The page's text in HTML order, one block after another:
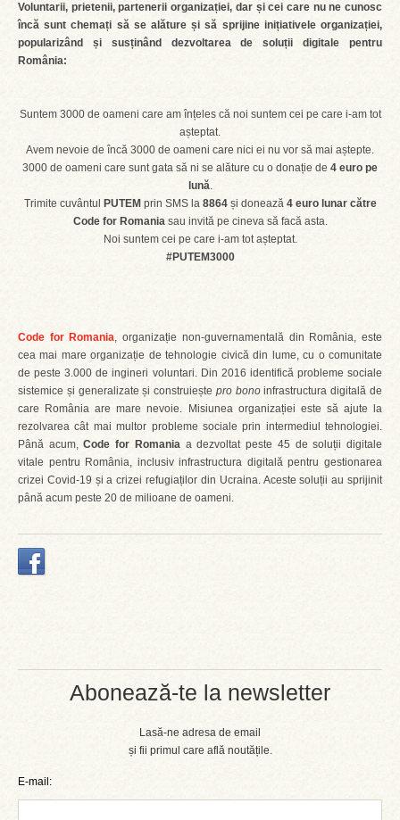
Abonează-te la newsletter
Lasă-ne adresa de email
și fii primul care află noutățile.
E-mail:
Voluntarii, prietenii, partenerii organizației, dar și cei care nu ne cunosc
încă sunt chemați să se alăture și să sprijine inițiativele organizației,
popularizând și susținând dezvoltarea de soluții digitale pentru
România:
Suntem 3000 de oameni care am înțeles că noi suntem cei pe care i-am tot
așteptat.
Avem nevoie de încă 3000 de oameni care nici ei nu vor să mai aștepte.
3000 de oameni care sunt gata să ni se alăture cu o donație de 4 euro pe
lună.
Trimite cuvântul
PUTEM prin SMS la 8864și donează 4 euro lunar către
Code for Romaniasau invită pe cineva să facă asta.
Noi suntem cei pe care i-am tot așteptat.
#PUTEM3000
Code for Romania, organizație non-guvernamentală din România, este
cea mai mare organizație de tehnologie civică din lume, cu o comunitate
de peste 3.000 de ingineri voluntari. Din 2016 identifică probleme sociale
sistemice și generalizate și construiește pro bonoinfrastructura digitală de
care România are mare nevoie. Misiunea organizației este să ajute la
rezolvarea cât mai multor probleme sociale prin intermediul tehnologiei.
Până acum,Code for Romaniaa dezvoltat peste 45 de soluții digitale
vitale pentru România, inclusiv infrastructura digitală pentru gestionarea
crizei Covid-19 și a crizei refugiaților din Ucraina. Aceste soluții au sprijinit
până acum peste 20 de milioane de oameni.